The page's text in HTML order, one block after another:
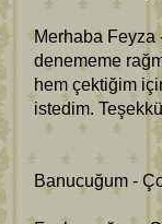
Merhaba Feyza
denememe
hem çektiğim
istedim.
Banucuğum -